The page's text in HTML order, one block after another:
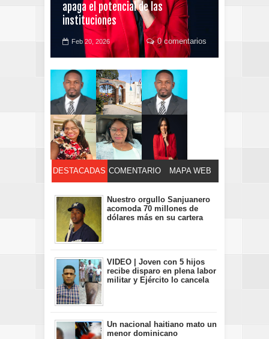
apaga el potencial de las
instituciones
Feb 20, 2026 0 comentarios
DESTACADAS COMENTARIO MAPA WEB
Nuestro orgullo Sanjuanero
acomoda 70 millones de
dólares más en su cartera
VIDEO | Joven con 5 hijos
recibe disparo en plena labor
militar y Ejército lo cancela
Un nacional haitiano mato un
menor dominicano